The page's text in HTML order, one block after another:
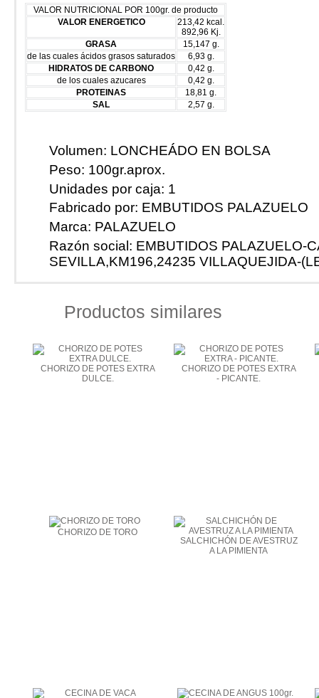
Cosmética Artesana
Cosmética Natural
Libros y Música Flok
MAPAS Y GUÍAS
Souvenir-Navajas de Taramundi
Navajas de Taramundi
Souvenir
Artesanía-Madera-Cerámica-Piel
VALOR NUTRICIONAL POR 100gr. de producto
VALOR ENERGETICO
213,42 kcal.
892,96 Kj.
GRASA
15,147 g.
de las cuales ácidos grasos saturados
6,93 g.
HIDRATOS DE CARBONO
0,42 g.
de los cuales azucares
0,42 g.
PROTEINAS
18,81 g.
SAL
2,57 g.
Volumen: LONCHEÁDO EN BOLSA
Peso: 100gr.aprox.
Unidades por caja: 1
Fabricado por: EMBUTIDOS PALAZUELO
Marca: PALAZUELO
Razón social: EMBUTIDOS PALAZUELO-
SEVILLA,KM196,24235 VILLAQUEJIDA-
Productos similares
CHORIZO DE POTES EXTRA
DULCE.
CHORIZO DE POTES EXTRA
- PICANTE.
CHORIZO DE TORO
SALCHICHÓN DE AVESTRUZ
A LA PIMIENTA